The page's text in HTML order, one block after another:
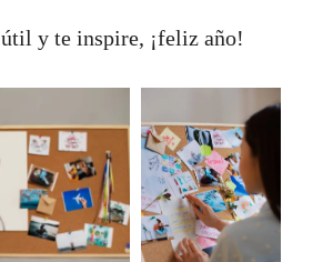
útil y te inspire, ¡feliz año!